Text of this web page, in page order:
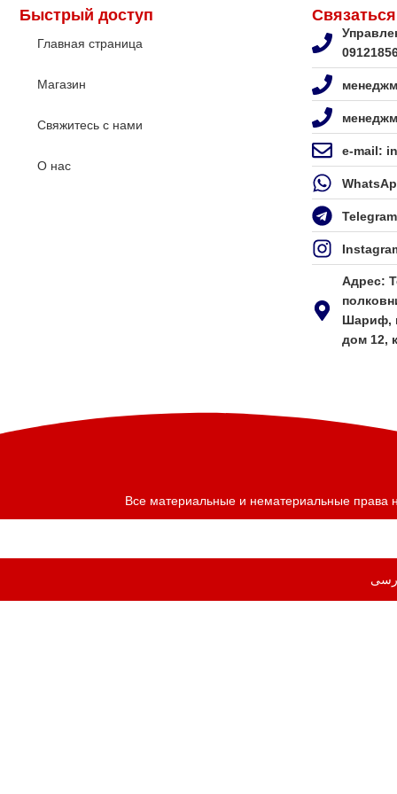
Быстрый доступ
Главная страница
Магазин
Свяжитесь с нами
О нас
e-mail:
Адрес:
Шариф,
дом 12,
Все материальные и нематериальные права